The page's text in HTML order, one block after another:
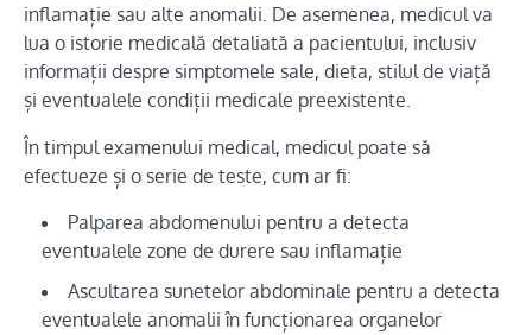
inflamație sau alte anomalii. De asemenea, medicul va
lua o istorie medicală detaliată a pacientului, inclusiv
informații despre simptomele sale, dieta, stilul de viață
și eventualele condiții medicale preexistente.
În timpul examenului medical, medicul poate să
efectueze și o serie de teste, cum ar fi:
Palparea abdomenului pentru a detecta
eventualele zone de durere sau inflamație
Ascultarea sunetelor abdominale pentru a detecta
eventualele anomalii în funcționarea organelor